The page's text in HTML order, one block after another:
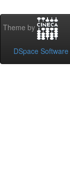
Theme by
DSpace Software